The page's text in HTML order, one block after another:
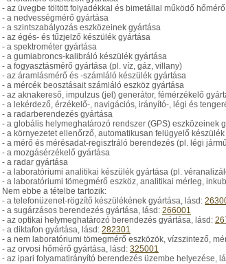
- az üvegbe töltött folyadékkal és bimetállal működő
- a nedvességmérő gyártása
- a szintszabályozás eszközeinek gyártása
- az égés- és tűzjelző készülék gyártása
- a spektrométer gyártása
- a gumiabroncs-kalibráló készülék gyártása
- a fogyasztásmérő gyártása (pl. víz, gáz, villany)
- az áramlásmérő és -számláló készülék gyártása
- a mércék beosztásait számláló eszköz gyártása
- az aknakereső, impulzus (jel) generátor, fémérzékelő
- a lekérdező, érzékelő-, navigációs, irányító-, légi és
- a radarberendezés gyártása
- a globális helymeghatározó rendszer (GPS) eszközeinek
- a környezetet ellenőrző, automatikusan felügyelő
- a mérő és mérésadat-regisztráló berendezés (pl. légi
- a mozgásérzékelő gyártása
- a radar gyártása
- a laboratóriumi analitikai készülék gyártása (pl.
- a laboratóriumi tömegmérő eszköz, analitikai mérleg,
Nem ebbe a tételbe tartozik:
- a telefonüzenet-rögzítő készülékének gyártása, lásd:
- a sugárzásos berendezés gyártása, lásd: 266001
- az optikai helymeghatározó berendezés gyártása, lásd:
- a diktafon gyártása, lásd: 282301
- a nem laboratóriumi tömegmérő eszközök, vízszintező,
- az orvosi hőmérő gyártása, lásd: 325001
- az ipari folyamatirányító berendezés üzembe helyezése,